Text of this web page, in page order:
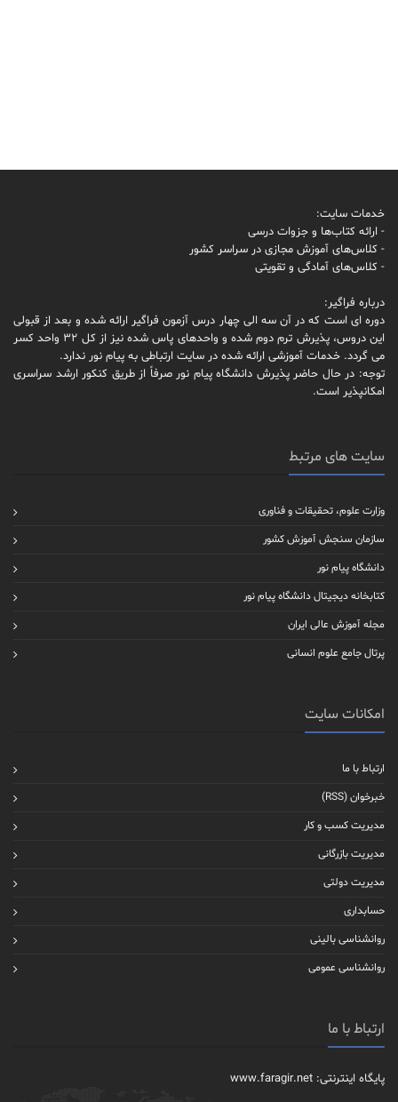
خدمات سایت:
- ارائه کتاب‌ها و جزوات درسی
- کلاس‌های آموزش مجازی در سراسر کشور
- کلاس‌های آمادگی و تقویتی
درباره فراگیر:
دوره ای است که در آن سه الی چهار درس آزمون فراگیر ارائه شده و بعد از قبولی
این دروس، پذیرش ترم دوم شده و واحدهای پاس شده نیز از کل 32 واحد کسر
می گردد. خدمات آموزشی ارائه شده در سایت ارتباطی به پیام نور ندارد.
توجه: در حال حاضر پذیرش دانشگاه پیام نور صرفاً از طریق کنکور ارشد سراسری
امکانپذیر است.
سایت های مرتبط
وزارت علوم، تحقیقات و فناوری
سازمان سنجش آموزش کشور
دانشگاه پیام نور
کتابخانه دیجیتال دانشگاه پیام نور
مجله آموزش عالی ایران
پرتال جامع علوم انسانی
امکانات سایت
ارتباط با ما
خبرخوان (RSS)
مدیریت کسب و کار
مدیریت بازرگانی
مدیریت دولتی
حسابداری
روانشناسی بالینی
روانشناسی عمومی
ارتباط با ما
پایگاه اینترنتی: www.faragir.net